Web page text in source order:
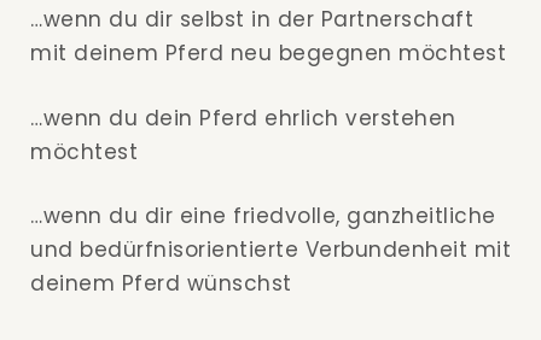
…wenn du dir selbst in der Partnerschaft
mit deinem Pferd neu begegnen möchtest
…wenn du dein Pferd ehrlich verstehen
möchtest
…wenn du dir eine friedvolle, ganzheitliche
und bedürfnisorientierte Verbundenheit mit
deinem Pferd wünschst